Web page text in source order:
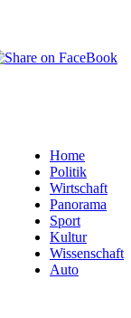
Home
Politik
Wirtschaft
Panorama
Sport
Kultur
Wissenschaft
Auto